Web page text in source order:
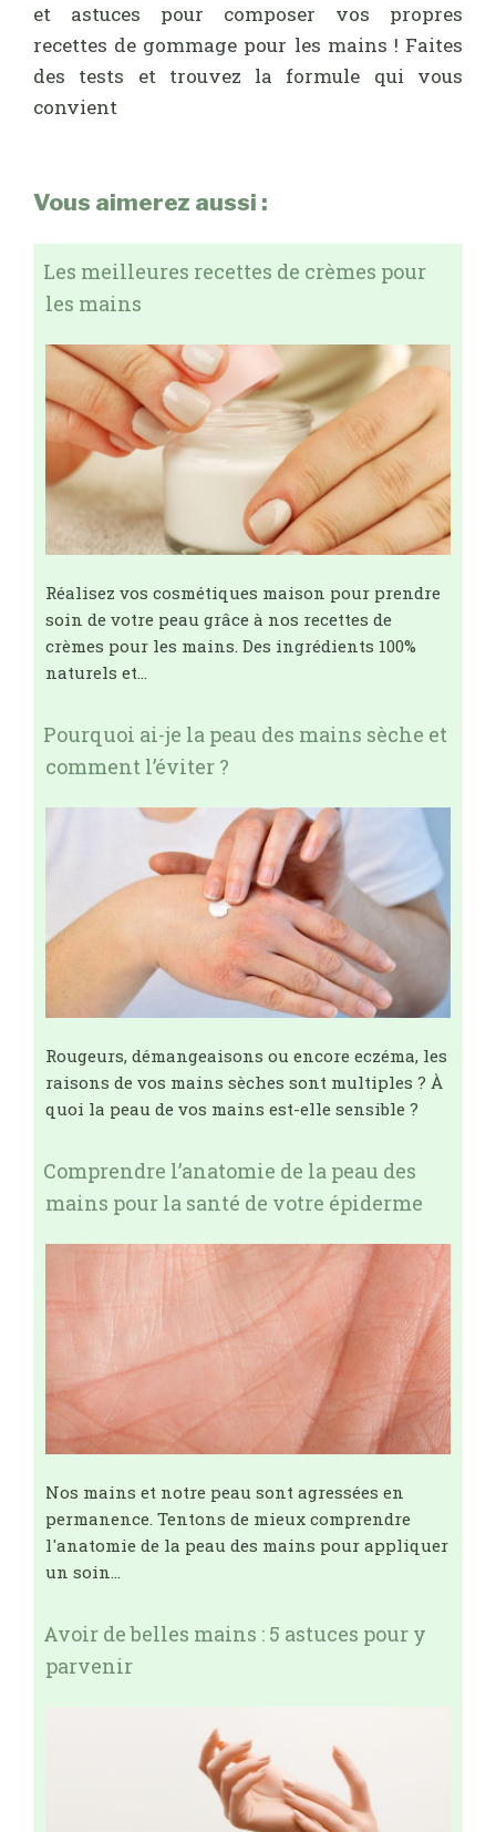
et astuces pour composer vos propres
recettes de gommage pour les mains ! Faites
des tests et trouvez la formule qui vous
convient
Vous aimerez aussi :
Les meilleures recettes de crèmes pour
les mains
Réalisez vos cosmétiques maison pour prendre
soin de votre peau grâce à nos recettes de
crèmes pour les mains. Des ingrédients 100%
naturels et…
Pourquoi ai-je la peau des mains sèche et
comment l’éviter ?
Rougeurs, démangeaisons ou encore eczéma, les
raisons de vos mains sèches sont multiples ? À
quoi la peau de vos mains est-elle sensible ?
Comprendre l’anatomie de la peau des
mains pour la santé de votre épiderme
Nos mains et notre peau sont agressées en
permanence. Tentons de mieux comprendre
l'anatomie de la peau des mains pour appliquer
un soin…
Avoir de belles mains : 5 astuces pour y
parvenir